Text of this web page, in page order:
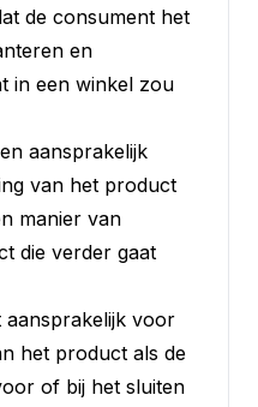
de consument het
en
in een winkel zou
aansprakelijk
van het product
manier van
die verder gaat
aansprakelijk voor
het product als de
of bij het sluiten